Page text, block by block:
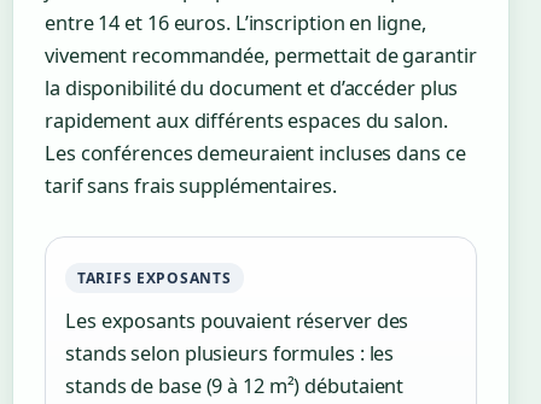
entre 14 et 16 euros. L’inscription en ligne,
vivement recommandée, permettait de garantir
la disponibilité du document et d’accéder plus
rapidement aux différents espaces du salon.
Les conférences demeuraient incluses dans ce
tarif sans frais supplémentaires.
TARIFS EXPOSANTS
Les exposants pouvaient réserver des
stands selon plusieurs formules : les
stands de base (9 à 12 m²) débutaient